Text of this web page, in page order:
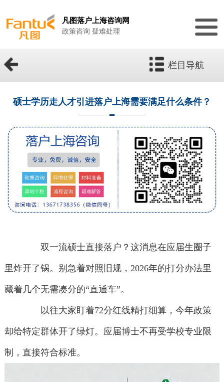
凡图落户上海咨询网
政策咨询 疑难处理
栏目导航
硕士学历走人才引进落户上海需要满足什么条件？
双一流硕士直接落户？这消息在应届生圈子
里炸开了锅。别急着对照旧规，2026年的打分办法里
藏着几个无需凑分的“直通车”。
以往大家盯着72分红线精打细算，今年政策
却给特定群体开了绿灯。应届博士不再受学校专业限
制，直接符合标准。